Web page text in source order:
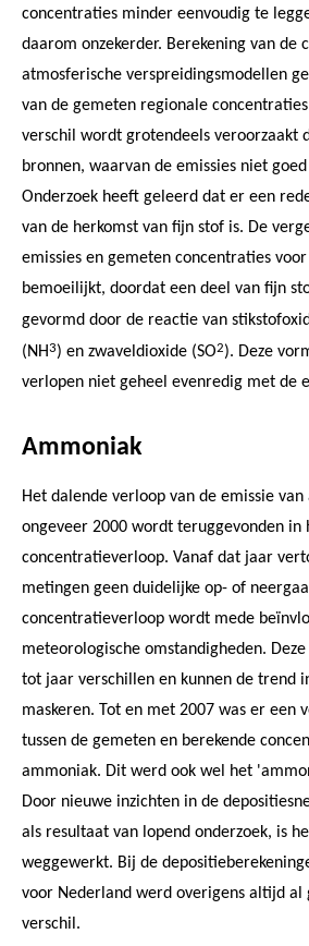
concentraties minder eenvoudig te
daarom onzekerder. Berekening van de
atmosferische verspreidingsmodellen
van de gemeten regionale
verschil wordt grotendeels veroorzaakt
bronnen, waarvan de emissies niet
Onderzoek heeft geleerd dat er een
van de herkomst van fijn stof is. De
emissies en gemeten concentraties
bemoeilijkt, doordat een deel van fijn
gevormd door de reactie van
(NH3) en zwaveldioxide (SO2). Deze
verlopen niet geheel evenredig met de
Ammoniak
Het dalende verloop van de emissie van
ongeveer 2000 wordt teruggevonden in
concentratieverloop. Vanaf dat jaar
metingen geen duidelijke op- of
concentratieverloop wordt mede
meteorologische omstandigheden.
tot jaar verschillen en kunnen de trend
maskeren. Tot en met 2007 was er een
tussen de gemeten en berekende
ammoniak. Dit werd ook wel het
Door nieuwe inzichten in de
als resultaat van lopend onderzoek, is
weggewerkt. Bij de
voor Nederland werd overigens altijd
verschil.